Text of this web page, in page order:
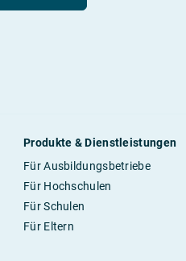
Produkte & Dienstleistungen
Für Ausbildungsbetriebe
Für Hochschulen
Für Schulen
Für Eltern